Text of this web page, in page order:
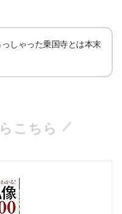
しゃった乗国寺とは本末
こちら